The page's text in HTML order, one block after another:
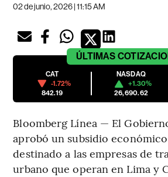
02 de junio, 2026 | 11:15 AM
ÚLTIMAS
CAT
-1.72%
842.19
NASDAQ
+1.30%
26,690.62
Bloomberg Línea — El
aprobó un subsidio
destinado a las empresas de
urbano que operan en Lima y